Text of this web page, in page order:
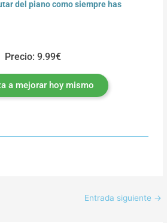
del piano como siempre has
Precio: 9.99€
a mejorar hoy mismo
Entrada siguiente →